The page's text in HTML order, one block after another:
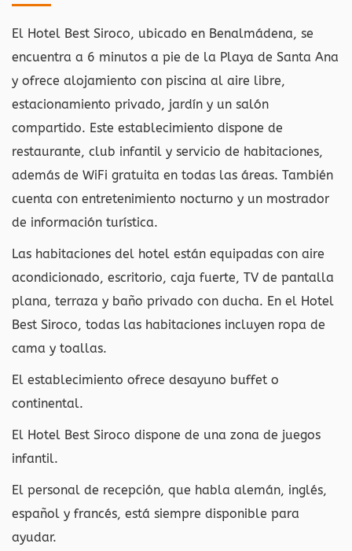
El Hotel Best Siroco, ubicado en Benalmádena, se
encuentra a 6 minutos a pie de la Playa de Santa Ana
y ofrece alojamiento con piscina al aire libre,
estacionamiento privado, jardín y un salón
compartido. Este establecimiento dispone de
restaurante, club infantil y servicio de habitaciones,
además de WiFi gratuita en todas las áreas. También
cuenta con entretenimiento nocturno y un mostrador
de información turística.
Las habitaciones del hotel están equipadas con aire
acondicionado, escritorio, caja fuerte, TV de pantalla
plana, terraza y baño privado con ducha. En el Hotel
Best Siroco, todas las habitaciones incluyen ropa de
cama y toallas.
El establecimiento ofrece desayuno buffet o
continental.
El Hotel Best Siroco dispone de una zona de juegos
infantil.
El personal de recepción, que habla alemán, inglés,
español y francés, está siempre disponible para
ayudar.